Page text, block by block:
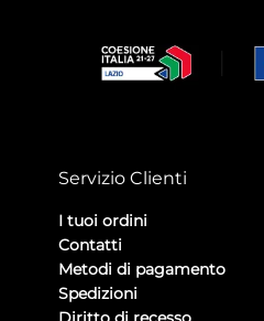
Servizio Clienti
I tuoi ordini
Contatti
Metodi di pagamento
Spedizioni